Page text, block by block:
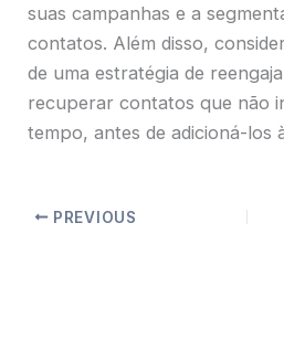
suas campanhas e a
contatos. Além disso,
de uma estratégia de
recuperar contatos que não
tempo, antes de adicioná-los
PREVIOUS